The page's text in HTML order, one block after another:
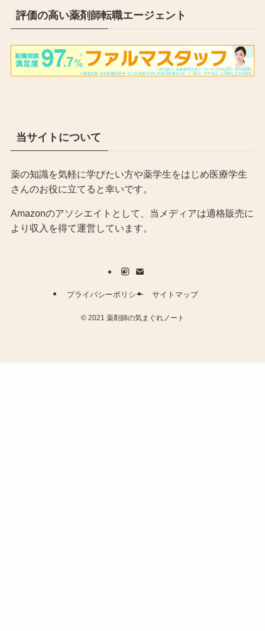
評価の高い薬剤師転職エージェント
当サイトについて
薬の知識を気軽に学びたい方や薬学生をはじめ医療学生
さんのお役に立てると幸いです。
Amazonのアソシエイトとして、当メディアは適格販売に
より収入を得て運営しています。
プライバシーポリシー サイトマップ
©2021 薬剤師の気まぐれノート